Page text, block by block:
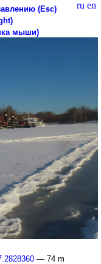
ru en
(Esc)
мыши)
— 74 m